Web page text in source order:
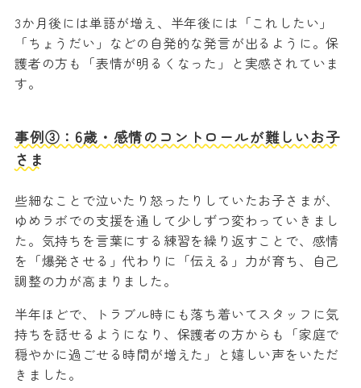
3か月後には単語が増え、半年後には「これしたい」
「ちょうだい」などの自発的な発言が出るように。保
護者の方も「表情が明るくなった」と実感されていま
す。
事例③：6歳・感情のコントロールが難しいお子
さま
些細なことで泣いたり怒ったりしていたお子さまが、
ゆめラボでの支援を通して少しずつ変わっていきまし
た。気持ちを言葉にする練習を繰り返すことで、感情
を「爆発させる」代わりに「伝える」力が育ち、自己
調整の力が高まりました。
半年ほどで、トラブル時にも落ち着いてスタッフに気
持ちを話せるようになり、保護者の方からも「家庭で
穏やかに過ごせる時間が増えた」と嬉しい声をいただ
きました。